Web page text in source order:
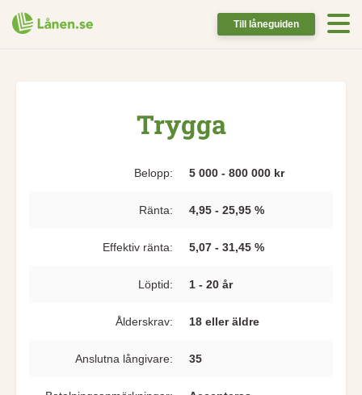
Till låneguiden
Trygga
Belopp: 5 000 - 800 000 kr
Ränta: 4,95 - 25,95 %
Effektiv ränta: 5,07 - 31,45 %
Löptid: 1 - 20 år
Ålderskrav: 18 eller äldre
Anslutna långivare: 35